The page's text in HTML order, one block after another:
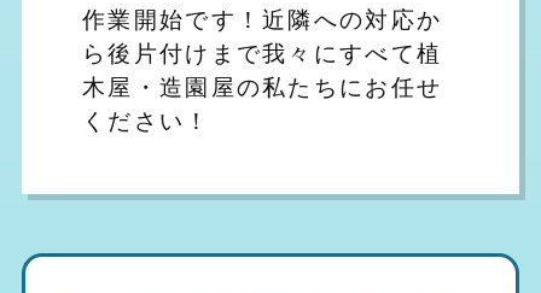
作業開始です！近隣への対応か
ら後片付けまで我々にすべて植
木屋・造園屋の私たちにお任せ
ください！